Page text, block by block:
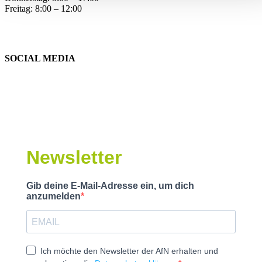
Freitag: 8:00 – 12:00
SOCIAL MEDIA
Newsletter
Gib deine E-Mail-Adresse ein, um dich
anzumelden
Ich möchte den Newsletter der AfN erhalten und